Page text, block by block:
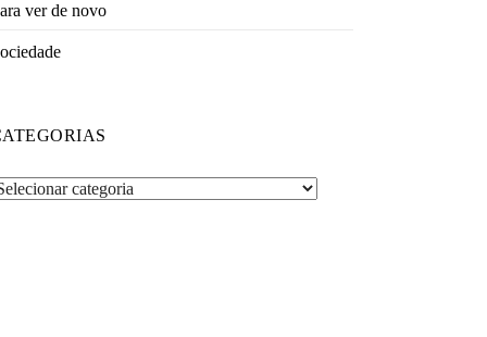
ver de novo